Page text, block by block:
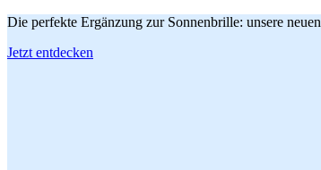
Die perfekte Ergänzung zur Sonnenbrille: unsere neuen
Jetzt entdecken